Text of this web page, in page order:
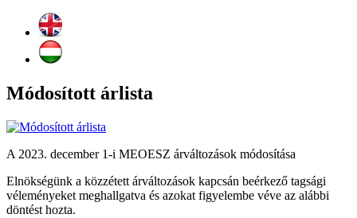
Módosított árlista
A 2023. december 1-i MEOESZ árváltozások módosítása
Elnökségünk a közzétett árváltozások kapcsán beérkező tagsági
véleményeket meghallgatva és azokat figyelembe véve az alábbi
döntést hozta.